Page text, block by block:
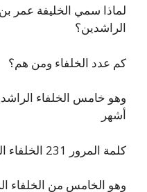
لماذا سمي الخليفة عمر
الراشدين؟
كم عدد الخلفاء ومن هم؟
وهو خامس الخلفاء
أشهر
كلمة المرور 231 الخلفاء الراشدون
وهو الخامس من الخلفاء